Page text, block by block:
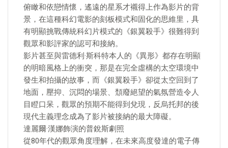
俯瞰和依戀情懷，遙遠的星系才襯得上作為影片的背
景，在這種科幻電影的刻板模式和固化的思維里，具
有明顯挑戰傳統科幻片模式的《銀翼殺手》很難得到
觀眾和影評家的認可和接納。
影片甚至與雷德利·斯科特本人的《異形》都存在明顯
的明暗風格上的衝突，那是在完全虛構的太空環境中
發生和拍攝的故事，而《銀翼殺手》卻從太空回到了
地面，壓抑、沉悶的場景、頹廢絕望的氣氛營造令人
目瞪口呆，觀眾的預期不能得到兌現，反烏托邦的後
現代主義理念成為了影片被接納的最大障礙。
達麗爾·漢娜飾演的普銳斯劇照
從80年代的觀眾角度理解，在未來高度發達的電子傳